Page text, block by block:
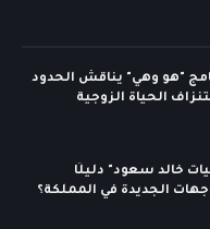
"هو وهي" يناقش الحدود
الحياة الزوجية
خالد سعود" دليلًا
الجديدة في المملكة؟